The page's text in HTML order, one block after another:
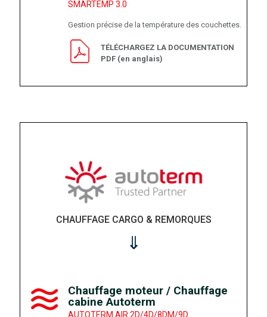
SMARTEMP 3.0
Gestion précise de la température des couchettes.
TÉLÉCHARGEZ LA DOCUMENTATION
PDF (en anglais)
CHAUFFAGE CARGO & REMORQUES
⇓
Chauffage moteur / Chauffage
cabine Autoterm
AUTOTERM AIR 2D/4D/8DM/9D